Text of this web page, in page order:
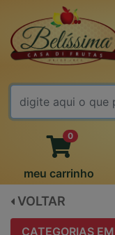
FALE CONOSCO
0
meu carrinho
VOLTAR
CATEGORIAS